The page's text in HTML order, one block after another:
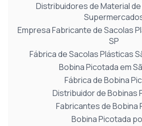
Distribuidores de Material
Empresa Fabricante de Sacolas
SP
Fábrica de Sacolas Plásticas
Bobina Picotada em
Fábrica de Bobina
Distribuidor de Bobinas
Fabricantes de Bobina
Bobina Picotada